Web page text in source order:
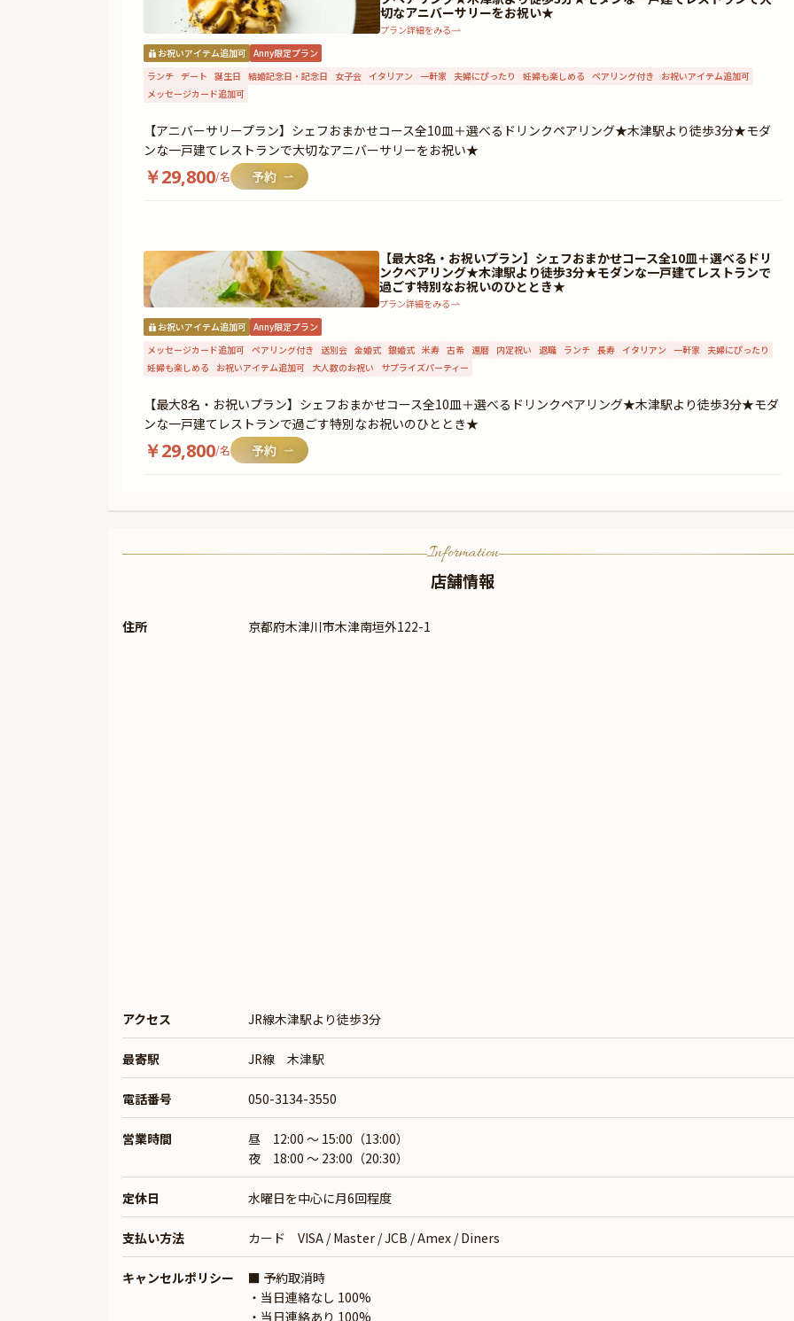
切なアニバーサリーをお祝い★
プラン詳細をみる
お祝いアイテム追加可 Anny限定プラン
ランチ デート 誕生日 結婚記念日・記念日 女子会 イタリアン 一軒家 夫婦にぴったり 妊婦も楽しめる ペアリング付き
お祝いアイテム追加可
メッセージカード追加可
【アニバーサリープラン】シェフおまかせコース全10皿＋選べるドリンクペアリング★木津駅より徒歩3分★モダ
ンな一戸建てレストランで大切なアニバーサリーをお祝い★
￥29,800/名
【最大8名・お祝いプラン】シェフおまかせコース全10皿＋選べるドリ
ンクペアリング★木津駅より徒歩3分★モダンな一戸建てレストランで
過ごす特別なお祝いのひととき★
プラン詳細をみる
お祝いアイテム追加可 Anny限定プラン
メッセージカード追加可 ペアリング付き 送別会 金婚式 銀婚式 米寿 古希 還暦 内定祝い 退職 ランチ 長寿 イタリアン 一軒家 夫婦にぴったり
妊婦も楽しめる
お祝いアイテム追加可 大人数のお祝い サプライズパーティー
【最大8名・お祝いプラン】シェフおまかせコース全10皿＋選べるドリンクペアリング★木津駅より徒歩3分★モダ
ンな一戸建てレストランで過ごす特別なお祝いのひととき★
￥29,800/名
Information
店舗情報
住所 京都府木津川市木津南垣外122-1
アクセス JR線木津駅より徒歩3分
最寄駅 JR線 木津駅
電話番号 050-3134-3550
営業時間
昼 12:00 ～ 15:00（13:00）
夜 18:00 ～ 23:00（20:30）
定休日 水曜日を中心に月6回程度
支払い方法 カード VISA / Master / JCB / Amex / Diners
キャンセルポリシー
■ 予約取消時
・当日連絡なし 100%
・当日連絡あり 100%